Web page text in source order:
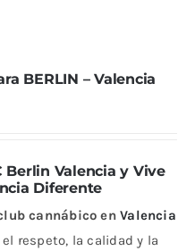
BERLIN – Valencia
Berlin Valencia y Vive
Diferente
cannábico enValencia
respeto, la calidad y la